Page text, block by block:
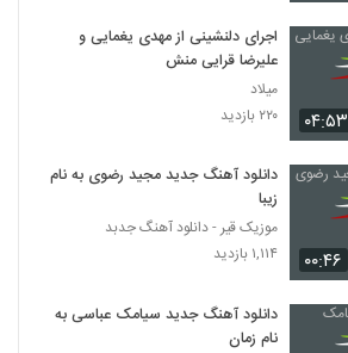
دانلود آهنگ جدید و زیبای امیر خمسه با نام
امین تیرزاد آهنگ محاله
۱۸۶ بازدید
دانلود آهنگ مجتبی آدیان شرطو بردی
۲۳۴ بازدید
امیر آرام آهنگ مال تو
۰۴:۵۳
اجرای دلنشینی از مهدی یغمایی و
علیرضا قرایی منش
میلاد
۲۲۰ بازدید
۰۰:۴۶
دانلود آهنگ جدید مجید رضوی به نام
زیبا
موزیک قیر - دانلود آهنگ جدبد
۱,۱۱۴ بازدید
دانلود آهنگ جدید سیامک عباسی به
نام زمان